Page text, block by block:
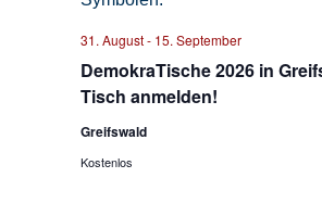
DemokraTische 2026 in
Tisch anmelden!
31. August- 15. September
Greifswald
Kostenlos